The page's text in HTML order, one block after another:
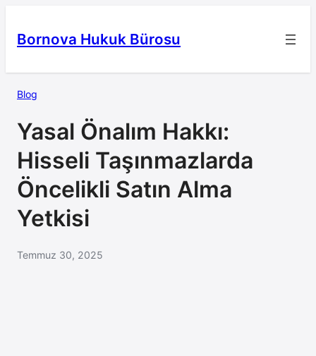
geçBornova Hukuk Bürosu
Blog
Yasal Önalım Hakkı:
Hisseli Taşınmazlarda
Öncelikli Satın Alma
Yetkisi
Temmuz 30, 2025